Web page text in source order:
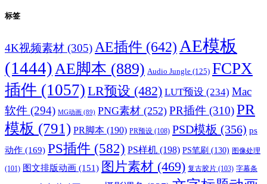
标签
4K视频素材 (305)AE插件 (642) AE模板
(1444)AE脚本 (889) Audio Jungle (125) FCPX
插件 (1057) LR预设 (482) LUT预设 (234) Mac
软件 (294) MG动画 (89) PNG素材 (252) PR插件 (310)PR
模板 (791) PR脚本 (190) PR预设 (108) PSD模板 (356) ps
动作 (169) PS插件 (582) PS样机 (198) PS笔刷 (130) 图像处理
(101) 图文排版动画 (151) 图片素材 (469) 复古胶片 (103) 字幕条